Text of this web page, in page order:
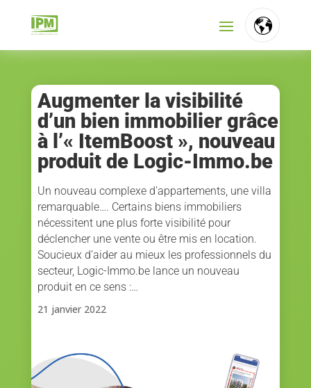
EN
Augmenter la visibilité
d’un bien immobilier grâce
à l’« ItemBoost », nouveau
produit de Logic-Immo.be
Un nouveau complexe d’appartements, une villa
remarquable…. Certains biens immobiliers
nécessitent une plus forte visibilité pour
déclencher une vente ou être mis en location.
Soucieux d’aider au mieux les professionnels du
secteur, Logic-Immo.be lance un nouveau
produit en ce sens :…
21 janvier 2022